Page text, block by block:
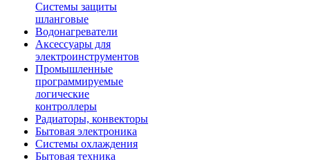
Системы защиты
шланговые
Водонагреватели
Аксессуары для
электроинструментов
Промышленные
программируемые
логические
контроллеры
Радиаторы, конвекторы
Бытовая электроника
Системы охлаждения
Бытовая техника